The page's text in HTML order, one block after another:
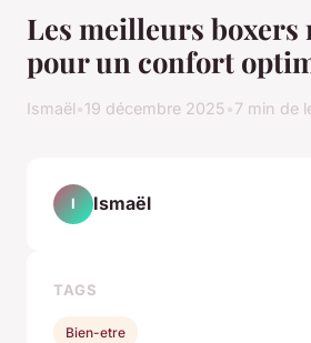
Les meilleurs boxers
pour un confort
Ismaël 19 décembre 2025 7 min de
I Ismaël
TAGS
Bien-etre